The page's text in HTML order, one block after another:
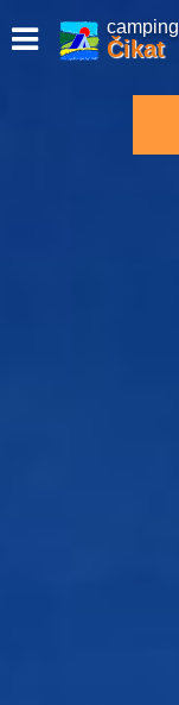
camping
Čikat